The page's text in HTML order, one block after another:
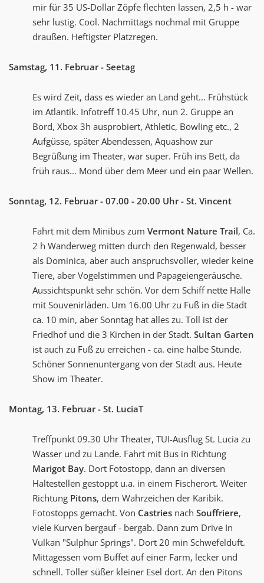
mir für 35 US-Dollar Zöpfe flechten lassen, 2,5 h - war
sehr lustig. Cool. Nachmittags nochmal mit Gruppe
draußen. Heftigster Platzregen.
Samstag, 11. Februar - Seetag
Es wird Zeit, dass es wieder an Land geht... Frühstück
im Atlantik. Infotreff 10.45 Uhr, nun 2. Gruppe an
Bord, Xbox 3h ausprobiert, Athletic, Bowling etc., 2
Aufgüsse, später Abendessen, Aquashow zur
Begrüßung im Theater, war super. Früh ins Bett, da
früh raus... Mond über dem Meer und ein paar Wellen.
Sonntag, 12. Februar - 07.00 - 20.00 Uhr - St. Vincent
Fahrt mit dem Minibus zum Vermont Nature Trail, Ca.
2 h Wanderweg mitten durch den Regenwald, besser
als Dominica, aber auch anspruchsvoller, wieder keine
Tiere, aber Vogelstimmen und Papageiengeräusche.
Aussichtspunkt sehr schön. Vor dem Schiff nette Halle
mit Souvenirläden. Um 16.00 Uhr zu Fuß in die Stadt
ca. 10 min, aber Sonntag hat alles zu. Toll ist der
Friedhof und die 3 Kirchen in der Stadt. Sultan Garten
ist auch zu Fuß zu erreichen - ca. eine halbe Stunde.
Schöner Sonnenuntergang von der Stadt aus. Heute
Show im Theater.
Montag, 13. Februar - St. LuciaT
Treffpunkt 09.30 Uhr Theater, TUI-Ausflug St. Lucia zu
Wasser und zu Lande. Fahrt mit Bus in Richtung
Marigot Bay. Dort Fotostopp, dann an diversen
Haltestellen gestoppt u.a. in einem Fischerort. Weiter
Richtung Pitons, dem Wahrzeichen der Karibik.
Fotostopps gemacht. Von Castries nach Souffriere,
viele Kurven bergauf - bergab. Dann zum Drive In
Vulkan "Sulphur Springs". Dort 20 min Schwefelduft.
Mittagessen vom Buffet auf einer Farm, lecker und
schnell. Toller süßer kleiner Esel dort. An den Pitons